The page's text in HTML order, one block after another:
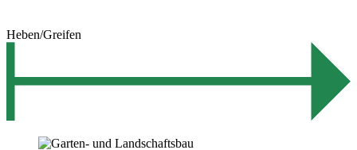
Heben/Greifen